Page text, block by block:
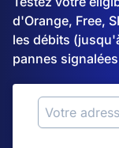
d'Orange, Free,
les débits
pannes